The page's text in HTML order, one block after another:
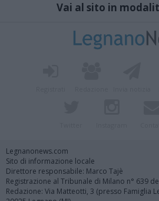
Vai al sito in
Legnanonews.com
Sito di informazione locale
Direttore responsabile: Marco Tajè
Registrazione al Tribunale di Milano n° 639
Redazione: Via Matteotti, 3 (presso Famiglia